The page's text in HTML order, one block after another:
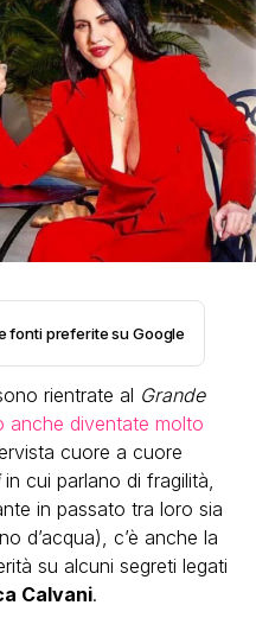
fonti preferite su Google
rientrate al Grande
anche diventate molto
cuore a cuore
in cui parlano di fragilità,
in passato tra loro sia
d’acqua), c’è anche la
su alcuni segreti legati
Calvani.